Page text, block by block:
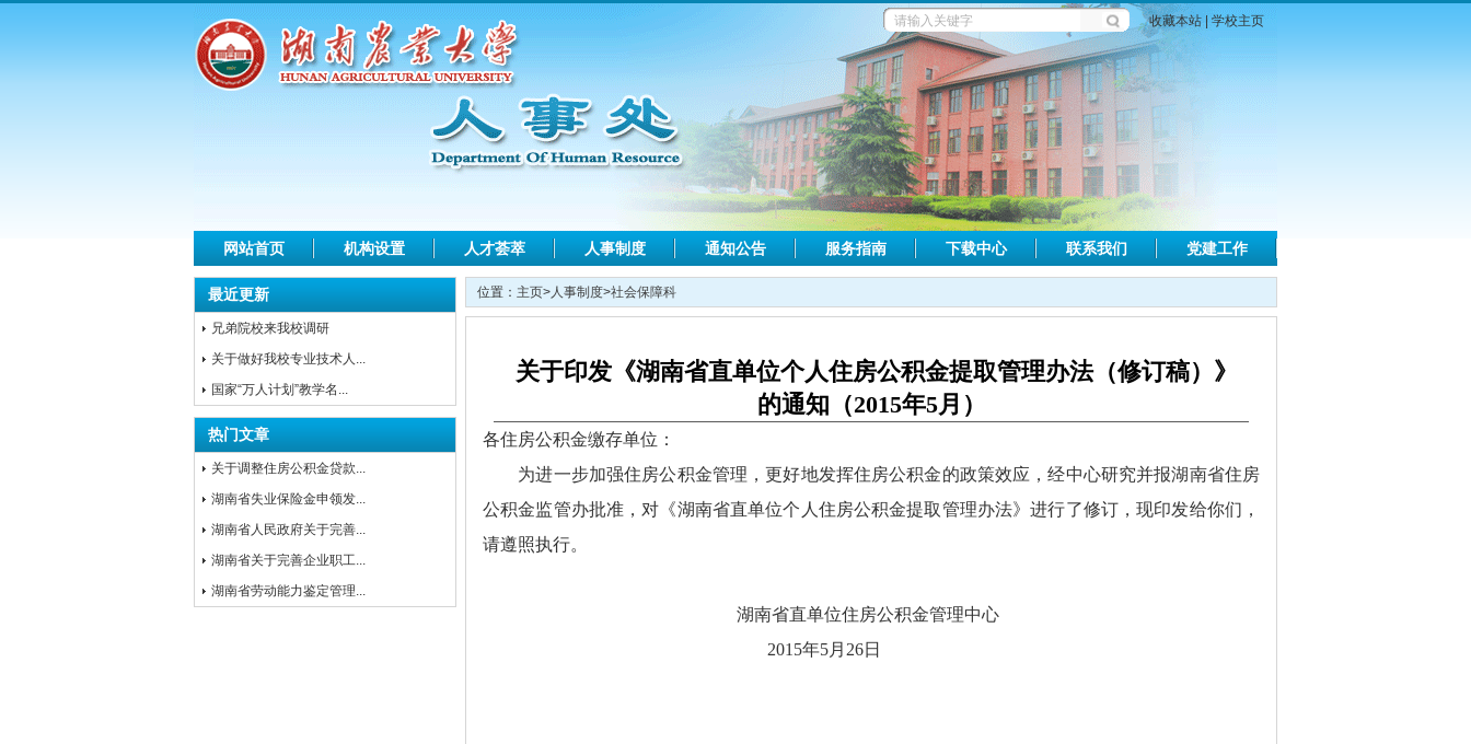
收藏本站| 学校主页
网站首页 机构设置 人才荟萃 人事制度 通知公告 服务指南 下载中心 联系我们 党建工作
最近更新
兄弟院校来我校调研
关于做好我校专业技术人...
国家“万人计划”教学名...
热门文章
关于调整住房公积金贷款...
湖南省失业保险金申领发...
湖南省人民政府关于完善...
湖南省关于完善企业职工...
湖南省劳动能力鉴定管理...
位置： 主页>人事制度>社会保障科
关于印发《湖南省直单位个人住房公积金提取管理办法（修订稿）》
的通知（2015年5月）
各住房公积金缴存单位：
为进一步加强住房公积金管理，更好地发挥住房公积金的政策效应，经中心研究并报湖南省住房
公积金监管办批准，对《湖南省直单位个人住房公积金提取管理办法》进行了修订，现印发给你们，
请遵照执行。
湖南省直单位住房公积金管理中心
2015年5月26日